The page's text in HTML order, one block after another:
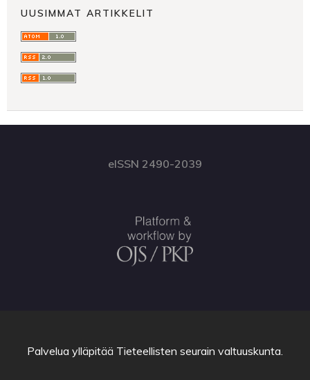
UUSIMMAT ARTIKKELIT
eISSN 2490-2039
Palvelua ylläpitää Tieteellisten seurain valtuuskunta